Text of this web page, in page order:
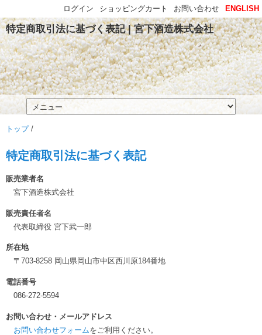
特定商取引法に基づく表記 | 宮下酒造株式会社
トップ/
特定商取引法に基づく表記
販売業者名
宮下酒造株式会社
販売責任者名
代表取締役 宮下武一郎
所在地
〒703-8258 岡山県岡山市中区西川原184番地
電話番号
086-272-5594
お問い合わせ・メールアドレス
お問い合わせフォームをご利用ください。
ENGLISH
お問い合わせ
ショッピングカート
ログイン